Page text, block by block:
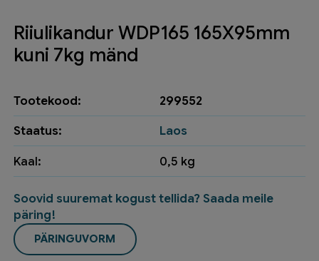
Riiulikandur WDP165 165X95mm
kuni 7kg mänd
Tootekood: 299552
Staatus: Laos
Kaal: 0,5 kg
Soovid suuremat kogust tellida? Saada meile
päring!
PÄRINGUVORM